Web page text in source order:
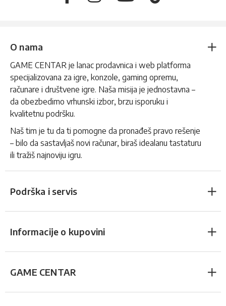
O nama
GAME CENTAR je lanac prodavnica i web platforma
specijalizovana za igre, konzole, gaming opremu,
računare i društvene igre. Naša misija je jednostavna –
da obezbedimo vrhunski izbor, brzu isporuku i
kvalitetnu podršku.
Naš tim je tu da ti pomogne da pronađeš pravo rešenje
– bilo da sastavljaš novi računar, biraš idealanu tastaturu
ili tražiš najnoviju igru.
Podrška i servis
Informacije o kupovini
GAME CENTAR